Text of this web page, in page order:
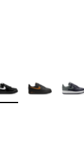
de couleurs